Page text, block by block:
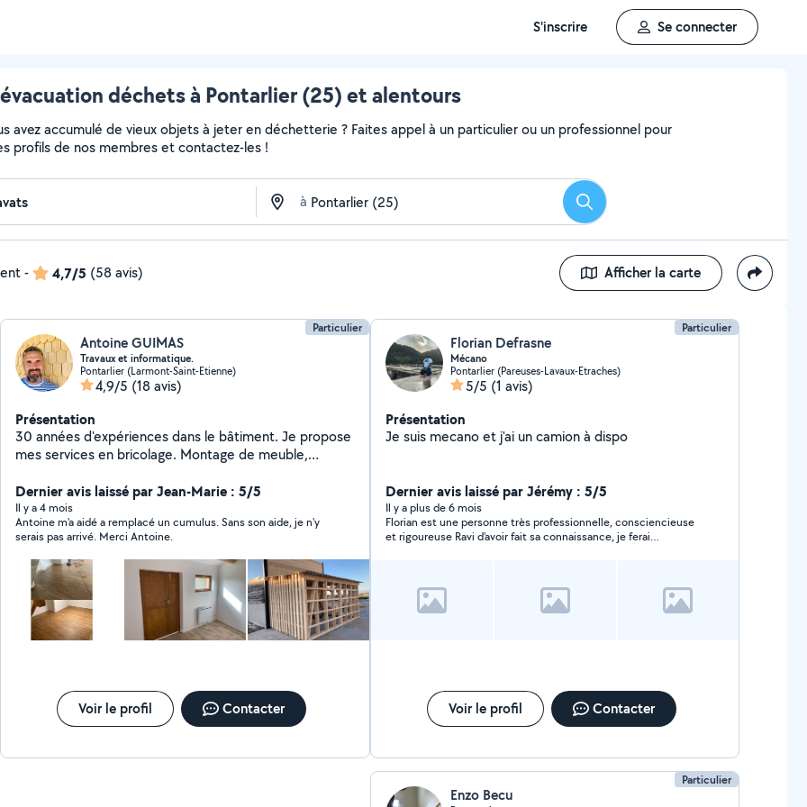
S'inscrire Se connecter
déchets à Pontarlier (25) et alentours
avez accumulé de vieux objets à jeter en déchetterie ? Faites appel à un particulier ou un professionnel pour
profils de nos membres et contactez-les !
à Rechercher
- 4,7/5 (58 avis) Afficher la carte
Particulier
Antoine GUIMAS
Travaux et informatique.
Pontarlier (Larmont-Saint-Etienne)
4,9/5 (18 avis)
Présentation
30 années d'expériences dans le bâtiment. Je propose
mes services en bricolage. Montage de meuble,
couverture, électivité, plomberie, plâtre. Je fais aussi
du dépannage informatique, création sites web.
Cordialement.
Dernier avis laissé par Jean-Marie : 5/5
Il y a 4 mois
Antoine m'a aidé a remplacé un cumulus. Sans son aide, je n'y
serais pas arrivé. Merci Antoine.
Voir le profil Contacter
Particulier
Florian Defrasne
Mécano
Pontarlier (Pareuses-Lavaux-Etraches)
5/5 (1 avis)
Présentation
Je suis mecano et j'ai un camion à dispo
Dernier avis laissé par Jérémy : 5/5
Il y a plus de 6 mois
Florian est une personne très professionnelle, consciencieuse
et rigoureuse Ravi d'avoir fait sa connaissance, je ferai
Voir le profil Contacter
Particulier
Enzo Becu